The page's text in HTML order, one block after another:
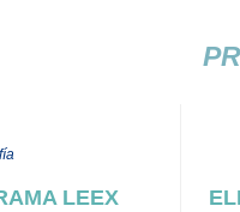
LEEX